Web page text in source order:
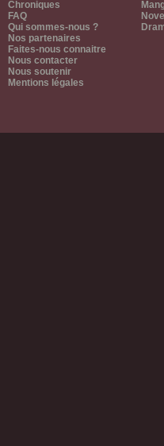
Chroniques
FAQ
Qui sommes-nous ?
Nos partenaires
Faites-nous connaitre
Nous contacter
Nous soutenir
Mentions légales